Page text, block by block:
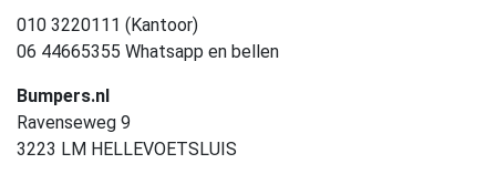
010 3220111 (Kantoor)
06 44665355 Whatsapp en bellen
Bumpers.nl
Ravenseweg 9
3223 LM HELLEVOETSLUIS